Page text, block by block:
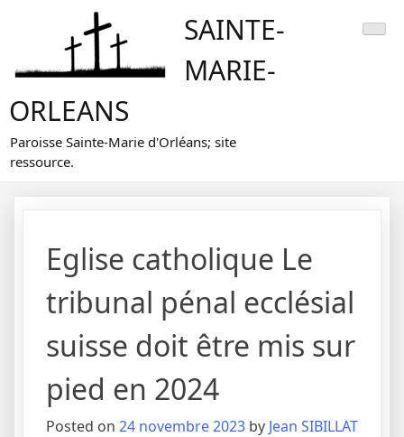
SAINTE-
MARIE-
ORLEANS
Paroisse Sainte-Marie d'Orléans; site
ressource.
Eglise catholique Le
tribunal pénal ecclésial
suisse doit être mis sur
pied en 2024
Posted on 24 novembre 2023 by Jean SIBILLAT